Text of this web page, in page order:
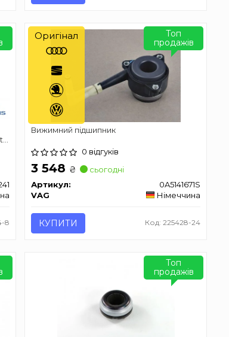
Passat
8
Вижимний підшипник
0 відгуків
3 548 ₴
сьогодні
Артикул:
0A5141671S
VAG
Німеччина
КУПИТИ Код: 225428-24
Топ
продажів
Оригінал
Топ
продажів